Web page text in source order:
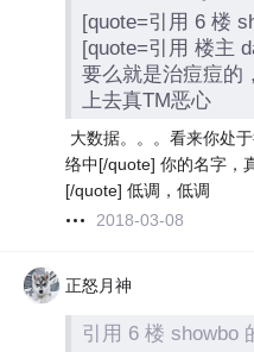
[quote=引用 6 楼
[quote=引用 楼主
要么就是治痘痘的
上去真TM恶心
大数据。。。看来你处
络中[/quote] 你的名字，
[/quote] 低调，低调
2018-03-08
正怒月神
引用 6 楼 showbo